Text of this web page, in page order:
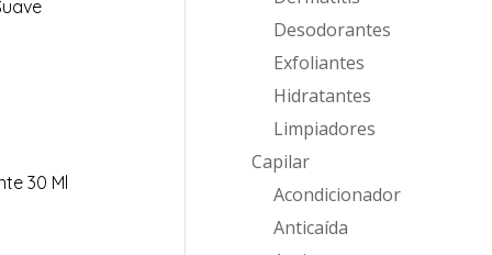
30 Ml
Desodorantes
Exfoliantes
Hidratantes
Limpiadores
Capilar
Acondicionador
Anticaída